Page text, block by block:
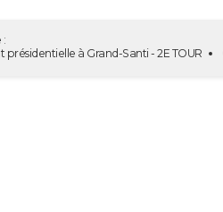
:
présidentielle à Grand-Santi - 2E TOUR